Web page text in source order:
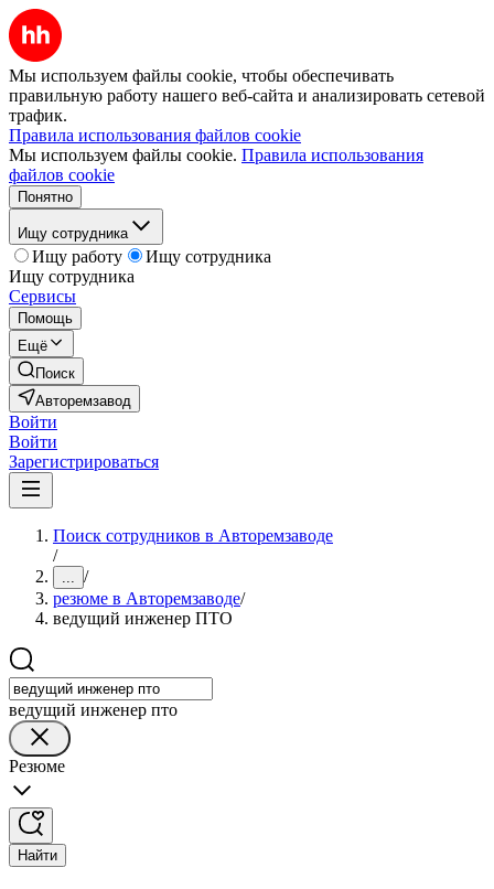
Мы используем файлы cookie, чтобы обеспечивать
правильную работу нашего веб-сайта и анализировать сетевой
трафик.
Правила использования файлов cookie
Мы используем файлы cookie. Правила использования
файлов cookie
Понятно
Ищу сотрудника
Ищу работу
Ищу сотрудника
Ищу сотрудника
Сервисы
Помощь
Ещё
Поиск
Авторемзавод
Войти
Войти
Зарегистрироваться
Поиск сотрудников в Авторемзаводе
/
... /
резюме в Авторемзаводе/
ведущий инженер ПТО
ведущий инженер пто
Резюме
Найти